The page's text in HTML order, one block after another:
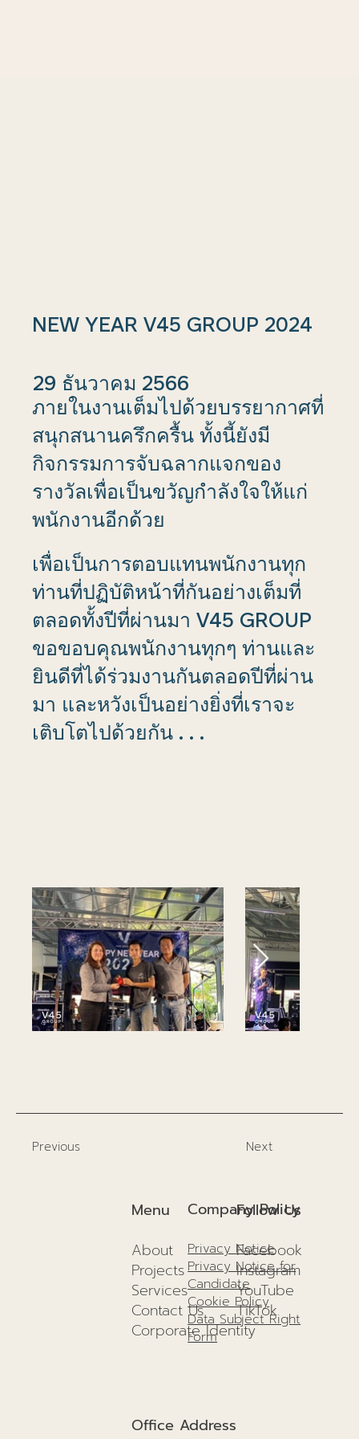
NEW YEAR V45 GROUP 2024
29 ธันวาคม 2566
ภายในงานเต็มไปด้วยบรรยากาศที่
สนุกสนานครึกครื้น ทั้งนี้ยังมี
กิจกรรมการจับฉลากแจกของ
รางวัลเพื่อเป็นขวัญกำลังใจให้แก่
พนักงานอีกด้วย
เพื่อเป็นการตอบแทนพนักงานทุก
ท่านที่ปฏิบัติหน้าที่กันอย่างเต็มที่
ตลอดทั้งปีที่ผ่านมา V45 GROUP
ขอขอบคุณพนักงานทุกๆ ท่านและ
ยินดีที่ได้ร่วมงานกันตลอดปีที่ผ่าน
มา และหวังเป็นอย่างยิ่งที่เราจะ
เติบโตไปด้วยกัน . . .
Previous Next
Menu
About
Projects
Services
Contact Us
Corporate Identity
Office Address
Follow Us
Facebook
Instagram
YouTube
TikTok
Company Policy
Privacy Notice
Privacy Notice for
Candidate
Cookie Policy
Data Subject Right
Form